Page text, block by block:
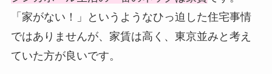
「家がない！」というようなひっ迫した住宅事情
ではありませんが、家賃は高く、東京並みと考え
ていた方が良いです。